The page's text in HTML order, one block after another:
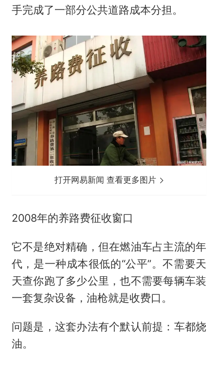
手完成了一部分公共道路成本分担。
打开网易新闻 查看更多图片
2008年的养路费征收窗口
它不是绝对精确，但在燃油车占主流的年
代，是一种成本很低的“公平”。不需要天
天查你跑了多少公里，也不需要每辆车装
一套复杂设备，油枪就是收费口。
问题是，这套办法有个默认前提：车都烧
油。